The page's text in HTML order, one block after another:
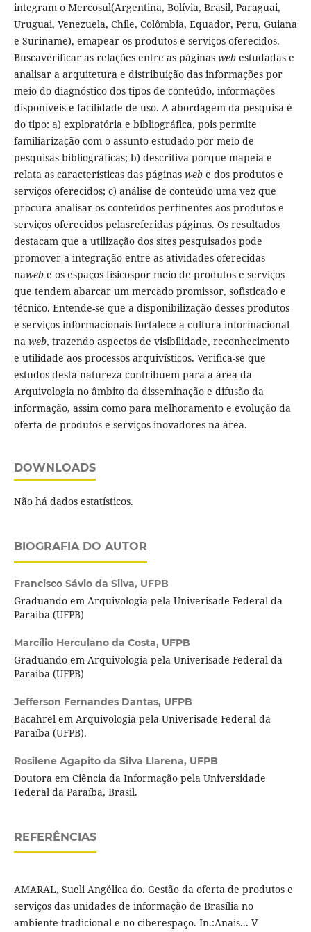
integram o Mercosul(Argentina, Bolívia, Brasil, Paraguai,
Uruguai, Venezuela, Chile, Colômbia, Equador, Peru, Guiana
e Suriname), emapear os produtos e serviços oferecidos.
Buscaverificar as relações entre as páginas webestudadas e
analisar a arquitetura e distribuição das informações por
meio do diagnóstico dos tipos de conteúdo, informações
disponíveis e facilidade de uso. A abordagem da pesquisa é
do tipo: a) exploratória e bibliográfica, pois permite
familiarização com o assunto estudado por meio de
pesquisas bibliográficas; b) descritiva porque mapeia e
relata as características das páginas webe dos produtos e
serviços oferecidos; c) análise de conteúdo uma vez que
procura analisar os conteúdos pertinentes aos produtos e
serviços oferecidos pelasreferidas páginas. Os resultados
destacam que a utilização dos sites pesquisados pode
promover a integração entre as atividades oferecidas
nawebe os espaços físicospor meio de produtos e serviços
que tendem abarcar um mercado promissor, sofisticado e
técnico. Entende-se que a disponibilização desses produtos
e serviços informacionais fortalece a cultura informacional
na web, trazendo aspectos de visibilidade, reconhecimento
e utilidade aos processos arquivísticos. Verifica-se que
estudos desta natureza contribuem para a área da
Arquivologia no âmbito da disseminação e difusão da
informação, assim como para melhoramento e evolução da
oferta de produtos e serviços inovadores na área.
DOWNLOADS
Não há dados estatísticos.
BIOGRAFIA DO AUTOR
Francisco Sávio da Silva, UFPB
Graduando em Arquivologia pela Univerisade Federal da
Paraiba (UFPB)
Marcílio Herculano da Costa, UFPB
Graduando em Arquivologia pela Univerisade Federal da
Paraiba (UFPB)
Jefferson Fernandes Dantas, UFPB
Bacahrel em Arquivologia pela Univerisade Federal da
Paraíba (UFPB).
Rosilene Agapito da Silva Llarena, UFPB
Doutora em Ciência da Informação pela Universidade
Federal da Paraíba, Brasil.
REFERÊNCIAS
AMARAL, Sueli Angélica do. Gestão da oferta de produtos e
serviços das unidades de informação de Brasília no
ambiente tradicional e no ciberespaço. In.:Anais... V